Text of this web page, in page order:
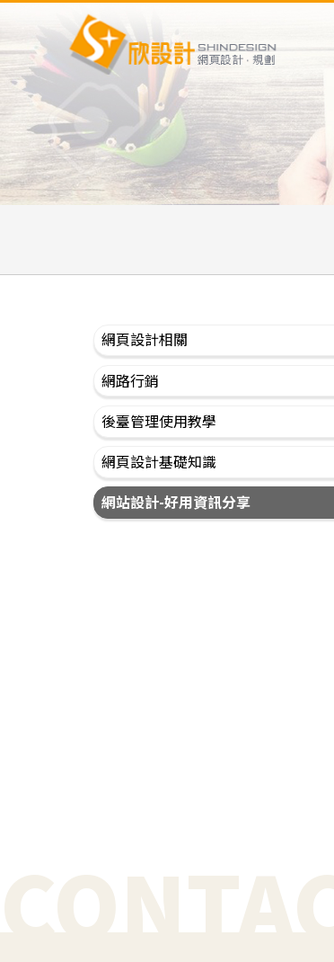
網頁設計相關
網路行銷
後臺管理使用教學
網頁設計基礎知識
網站設計-好用資訊分享